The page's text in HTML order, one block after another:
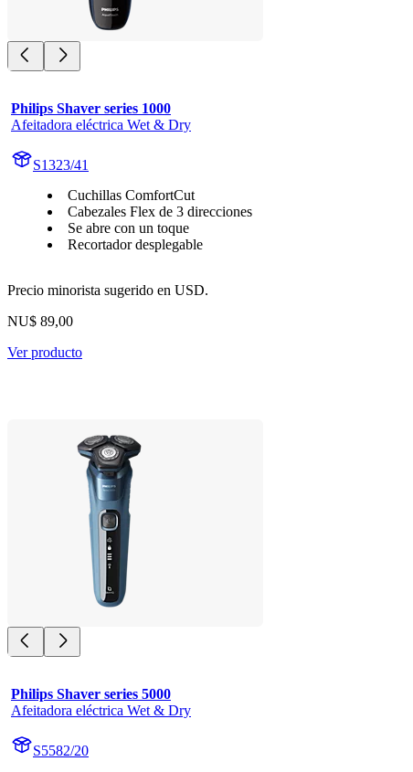
Philips Shaver series 1000
Afeitadora eléctrica Wet & Dry
S1323/41
Cuchillas ComfortCut
Cabezales Flex de 3 direcciones
Se abre con un toque
Recortador desplegable
Precio minorista sugerido en USD.
NU$ 89,00
Ver producto
Philips Shaver series 5000
Afeitadora eléctrica Wet & Dry
S5582/20